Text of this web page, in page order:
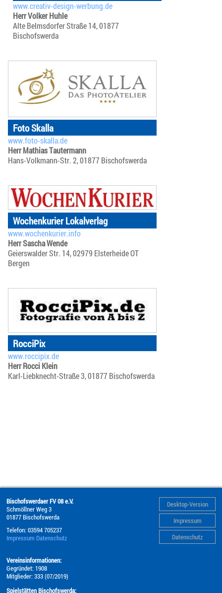
www.creativ-design-werbung.de
Herr Volker Huhle
Alte Belmsdorfer Straße 14, 01877
Bischofswerda
Foto Skalla
www.foto-skalla.de
Herr Mathias Tautermann
Hans-Volkmann-Str. 2, 01877 Bischofswerda
Wochenkurier Lokalverlag
www.wochenkurier.info
Herr Sascha Wende
Geierswalder Str. 14, 02979 Elsterheide OT
Bergen
RocciPix
www.roccipix.de
Herr Rocci Klein
Karl-Liebknecht-Straße 3, 01877 Bischofswerda
Desktop-Version
Impressum
Datenschutz
Bischofswerdaer FV 08 e.V.
Schmöllner Weg 3
01877 Bischofswerda
Telefon:03594 705237
Impressum Datenschutz
Vereinsinformationen:
Gegründet: 1908
Mitglieder: 333 (07/2019)
Spielstätten Bischofswerda: